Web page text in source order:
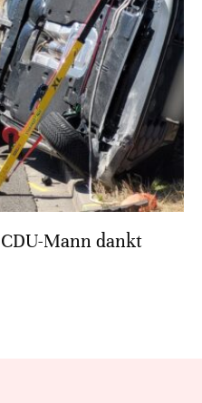
Mann dankt